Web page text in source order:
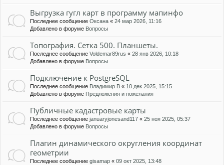
Выгрузка гугл карт в программу мапинфо
Последнее сообщение Оксана « 24 мар 2026, 11:16
Добавлено в форуме Вопросы
Топография. Сетка 500. Планшеты.
Последнее сообщение Voldemar89rus « 28 янв 2026, 10:18
Добавлено в форуме Вопросы
Подключение к PostgreSQL
Последнее сообщение Владимир В « 10 дек 2025, 15:15
Добавлено в форуме Предложения и пожелания
Публичные кадастровые карты
Последнее сообщение januaryjonesand117 « 25 ноя 2025, 05:37
Добавлено в форуме Вопросы
Плагин динамического округления координат
геометрии
Последнее сообщение gisamap « 09 окт 2025, 13:48